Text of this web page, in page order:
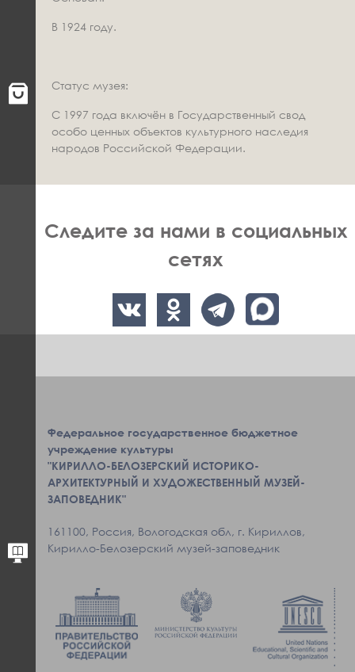
В 1924 году.
Статус музея:
С 1997 года включён в Государственный свод
особо ценных объектов культурного наследия
народов Российской Федерации.
Следите за нами в социальных
сетях
Федеральное государственное бюджетное
учреждение культуры
"КИРИЛЛО-БЕЛОЗЕРСКИЙ ИСТОРИКО-
АРХИТЕКТУРНЫЙ И ХУДОЖЕСТВЕННЫЙ МУЗЕЙ-
ЗАПОВЕДНИК"
161100, Россия, Вологодская обл, г. Кириллов,
Кирилло-Белозерский музей-заповедник